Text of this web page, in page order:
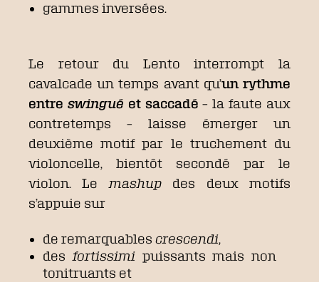
gammes inversées.
Le retour du Lento interrompt la
cavalcade un temps avant qu’un rythme
entre swingué et saccadé – la faute aux
contretemps – laisse émerger un
deuxième motif par le truchement du
violoncelle, bientôt secondé par le
violon. Le mashupdes deux motifs
s’appuie sur
de remarquables crescendi,
des fortissimipuissants mais non
tonitruants et